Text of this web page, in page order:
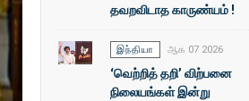
தவறவிடாத காருண்யம் !
இந்தியா ஆக 07 2026
‘வெற்றித் தறி’ விற்பனை
நிலையங்கள் இன்று